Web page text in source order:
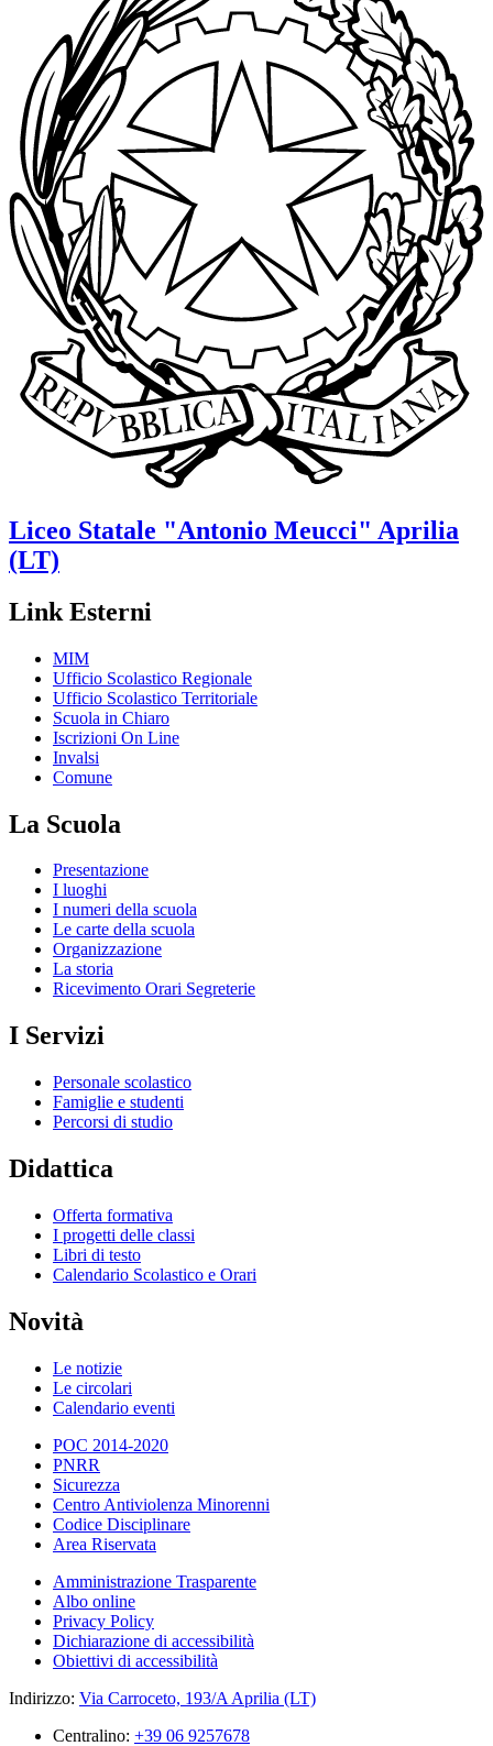
Liceo Statale "Antonio Meucci" Aprilia
(LT)
Link Esterni
MIM
Ufficio Scolastico Regionale
Ufficio Scolastico Territoriale
Scuola in Chiaro
Iscrizioni On Line
Invalsi
Comune
La Scuola
Presentazione
I luoghi
I numeri della scuola
Le carte della scuola
Organizzazione
La storia
Ricevimento Orari Segreterie
I Servizi
Personale scolastico
Famiglie e studenti
Percorsi di studio
Didattica
Offerta formativa
I progetti delle classi
Libri di testo
Calendario Scolastico e Orari
Novità
Le notizie
Le circolari
Calendario eventi
POC 2014-2020
PNRR
Sicurezza
Centro Antiviolenza Minorenni
Codice Disciplinare
Area Riservata
Amministrazione Trasparente
Albo online
Privacy Policy
Dichiarazione di accessibilità
Obiettivi di accessibilità
Indirizzo: Via Carroceto, 193/A Aprilia (LT)
Centralino: +39 06 9257678